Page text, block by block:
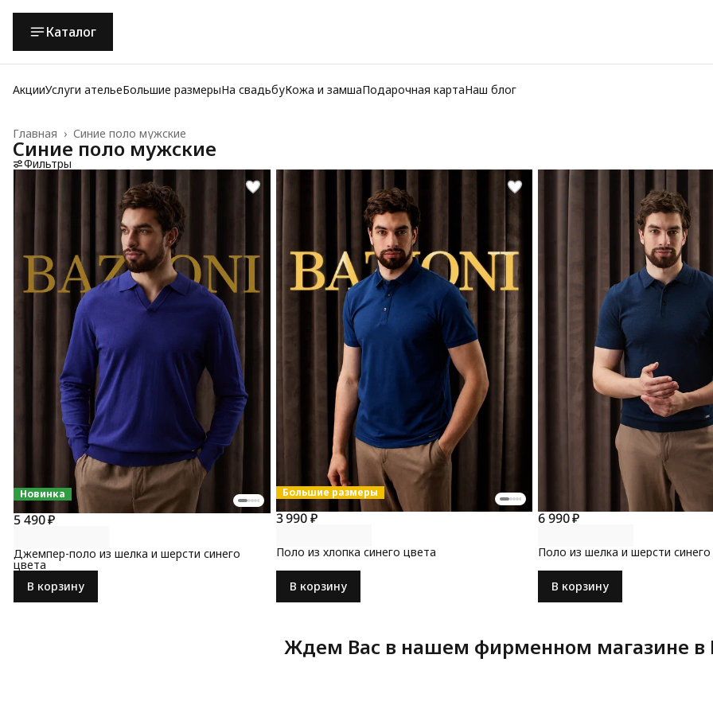
Каталог
АкцииУслуги ательеБольшие размерыНа свадьбуКожа и замшаПодарочная картаНаш блог
Синие поло мужские
Главная ›
Синие поло мужские
Фильтры
Новинка
5 490 ₽
Джемпер-поло из шелка и шерсти синего
цвета
В корзину
Большие размеры
3 990 ₽
Поло из хлопка синего цвета
В корзину
6 990 ₽
Поло из шелка и шерсти
В корзину
Ждем Вас в нашем фирменном магазине в